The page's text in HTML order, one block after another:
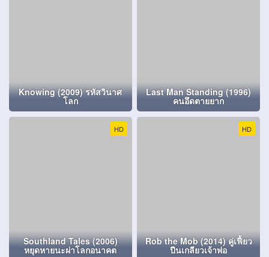
Knowing (2009) รหัสวินาศ
โลก
Last Man Standing (1996)
คนอึดตายยาก
HD
Southland Tales (2006)
หยุดหายนะผ่าโลกอนาคต
HD
Rob the Mob (2014) คู่เฟี้ยว
ปีนเกลียวเจ้าพ่อ